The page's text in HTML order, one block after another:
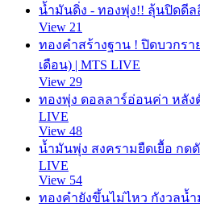
น้ำมันดิ่ง - ทองพุ่ง!! ลุ้นปิดดีล
View 21
ทองคำสร้างฐาน ! ปิดบวกรา
เดือน) | MTS LIVE
View 29
ทองพุ่ง ดอลลาร์อ่อนค่า หลัง
LIVE
View 48
น้ำมันพุ่ง สงครามยืดเยื้อ กดดั
LIVE
View 54
ทองคำยังขึ้นไม่ไหว กังวลน้